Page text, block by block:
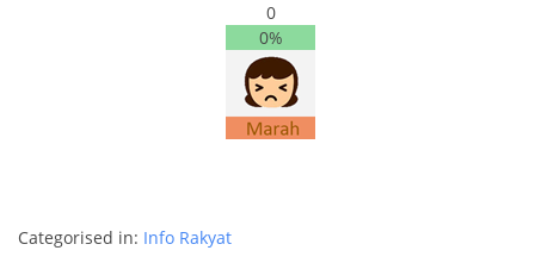
0
0%
Categorised in: Info Rakyat